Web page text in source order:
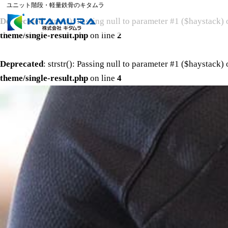
Deprecated: strstr(): Passing null to parameter #1
theme/single-result.php on line 2
Deprecated: strstr(): Passing null to parameter #1
theme/single-result.php on line 4
ユニット階段・軽量鉄骨のキタムラ